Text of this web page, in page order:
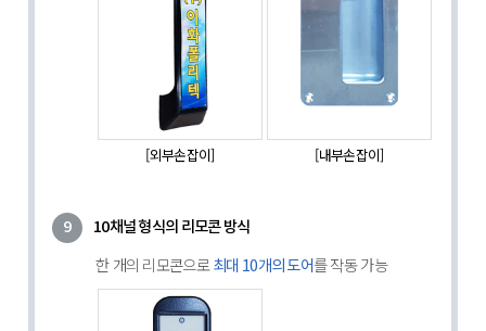
[외부손잡이] [내부손잡이]
9 10채널 형식의 리모콘 방식
한 개의 리모콘으로최대 10개의 도어를 작동 가능